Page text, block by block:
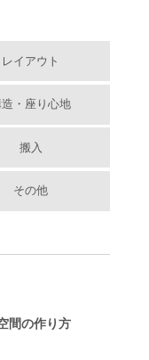
レイアウト
造・座り心地
搬入
その他
間の作り方